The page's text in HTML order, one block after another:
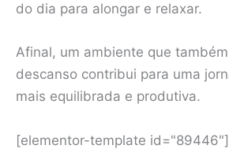
do dia para alongar e relaxar.
Afinal, um ambiente que
descanso contribui para uma
mais equilibrada e produtiva.
[elementor-template id="89446"]